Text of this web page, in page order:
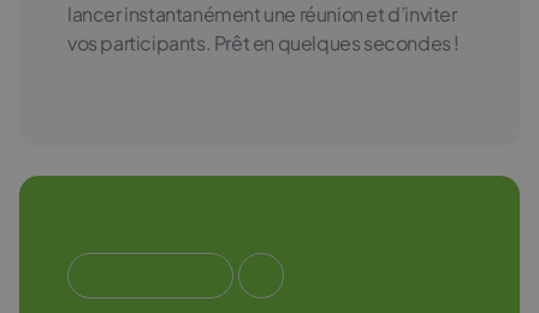
lancer instantanément une réunion et d’inviter
vos participants. Prêt en quelques secondes !